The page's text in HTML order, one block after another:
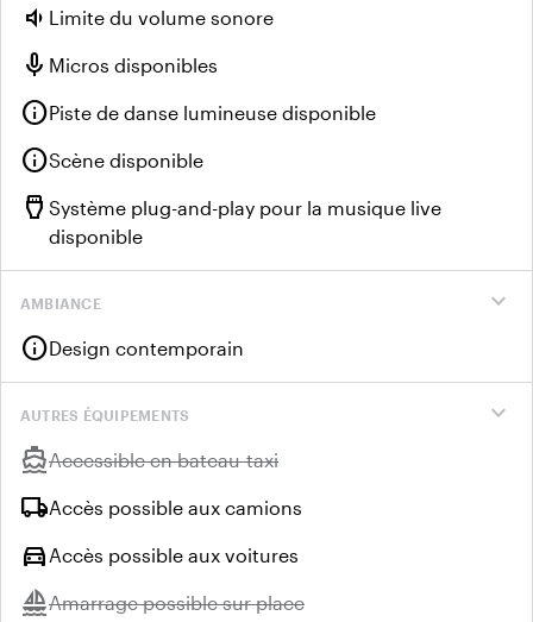
volume_down Limite du volume sonore
mic Micros disponibles
infoPiste de danse lumineuse disponible
infoScène disponible
settings_input_hdmi Système plug-and-play pour la musique live
disponible
expand_more
AMBIANCE
infoDesign contemporain
expand_more
AUTRES ÉQUIPEMENTS
directions_boatIndisponible :
Accessible en bateau-taxi
local_shippingAccès possible aux camions
directions_car Accès possible aux voitures
sailingIndisponible :
Amarrage possible sur place